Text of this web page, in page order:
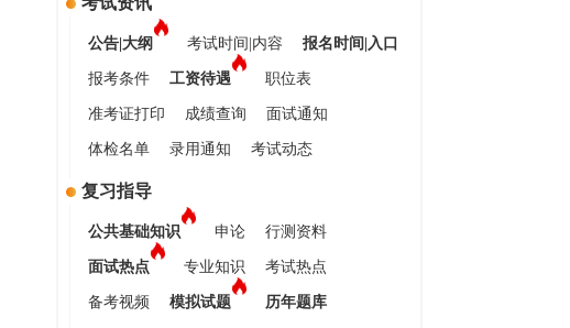
公告|大纲 考试时间|内容 报名时间|入口
报考条件 工资待遇 职位表
准考证打印 成绩查询 面试通知
体检名单 录用通知 考试动态
复习指导
公共基础知识 申论 行测资料
面试热点 专业知识 考试热点
备考视频 模拟试题 历年题库